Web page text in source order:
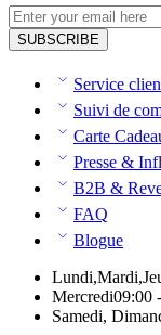
Service
Suivi de
Carte
Presse &
B2B &
FAQ
Blogue
Mercredi09:00
Samedi,